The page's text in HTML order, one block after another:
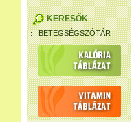
KERESŐK
BETEGSÉGSZÓTÁR